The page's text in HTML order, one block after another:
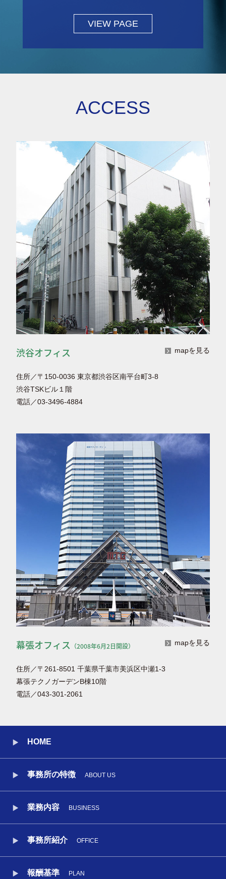
VIEW PAGE
ACCESS
渋谷オフィス mapを見る
住所／〒150-0036 東京都渋谷区南平台町3-8
渋谷TSKビル１階
電話／03-3496-4884
幕張オフィス （2008年6月2日開設） mapを見る
住所／〒261-8501 千葉県千葉市美浜区中瀬1-3
幕張テクノガーデンB棟10階
電話／043-301-2061
HOME
事務所の特徴 ABOUT US
業務内容 BUSINESS
事務所紹介 OFFICE
報酬基準 PLAN